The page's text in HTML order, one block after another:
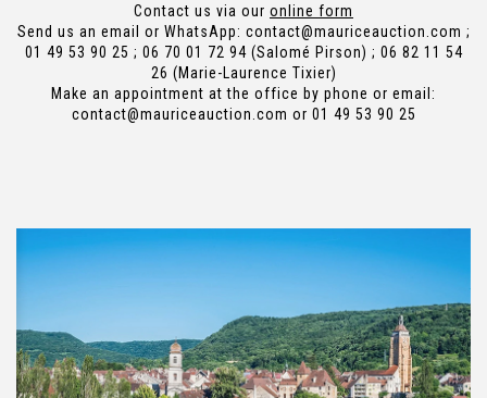
Contact us via our online form
Send us an email or WhatsApp: contact@mauriceauction.com ;
01 49 53 90 25 ; 06 70 01 72 94 (Salomé Pirson) ; 06 82 11 54
26 (Marie-Laurence Tixier)
Make an appointment at the office by phone or email:
contact@mauriceauction.com or 01 49 53 90 25